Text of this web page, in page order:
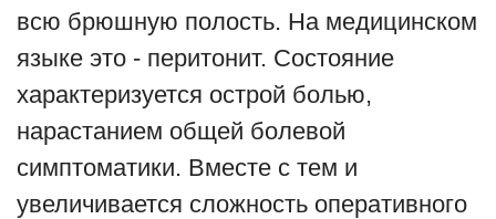
всю брюшную полость. На медицинском
языке это - перитонит. Состояние
характеризуется острой болью,
нарастанием общей болевой
симптоматики. Вместе с тем и
увеличивается сложность оперативного